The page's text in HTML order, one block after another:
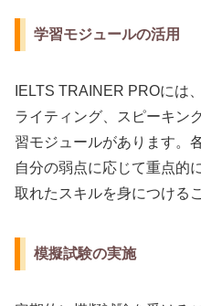
学習モジュールの活用
IELTS TRAINER PROには
ライティング、スピーキン
習モジュールがあります。
自分の弱点に応じて重点的
取れたスキルを身につける
模擬試験の実施